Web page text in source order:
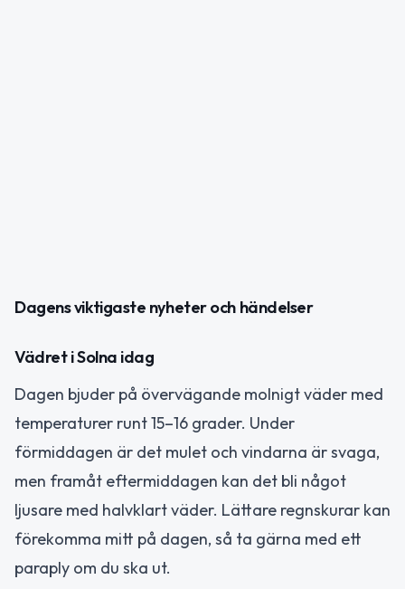
Dagens viktigaste nyheter och händelser
Vädret i Solna idag
Dagen bjuder på övervägande molnigt väder med
temperaturer runt 15–16 grader. Under
förmiddagen är det mulet och vindarna är svaga,
men framåt eftermiddagen kan det bli något
ljusare med halvklart väder. Lättare regnskurar kan
förekomma mitt på dagen, så ta gärna med ett
paraply om du ska ut.